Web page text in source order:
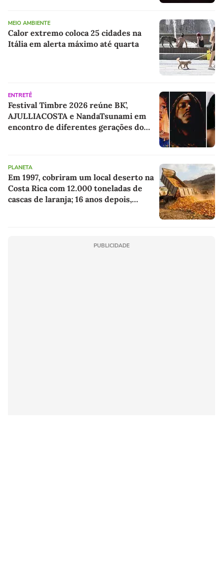
MEIO AMBIENTE
Calor extremo coloca 25 cidades na
Itália em alerta máximo até quarta
ENTRETÊ
Festival Timbre 2026 reúne BK’,
AJULLIACOSTA e NandaTsunami em
encontro de diferentes gerações do
PLANETA
Em 1997, cobriram um local deserto na
Costa Rica com 12.000 toneladas de
cascas de laranja; 16 anos depois,
PUBLICIDADE